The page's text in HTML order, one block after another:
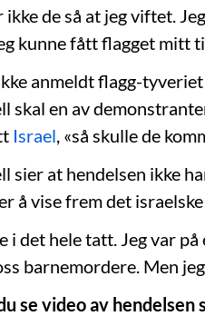
ikke de så at jeg viftet.
kunne fått flagget mitt
anmeldt flagg-
skal en av
Israel , «så skulle de
sier at hendelsen ikke
å vise frem det israelske
i det hele tatt. Jeg var
barnemordere. Men
se video av hendelsen